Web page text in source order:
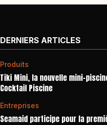
DERNIERS ARTICLES
Produits
Tiki Mini, la nouvelle mini-
Cocktail Piscine
Entreprises
Seamaid participe pour la